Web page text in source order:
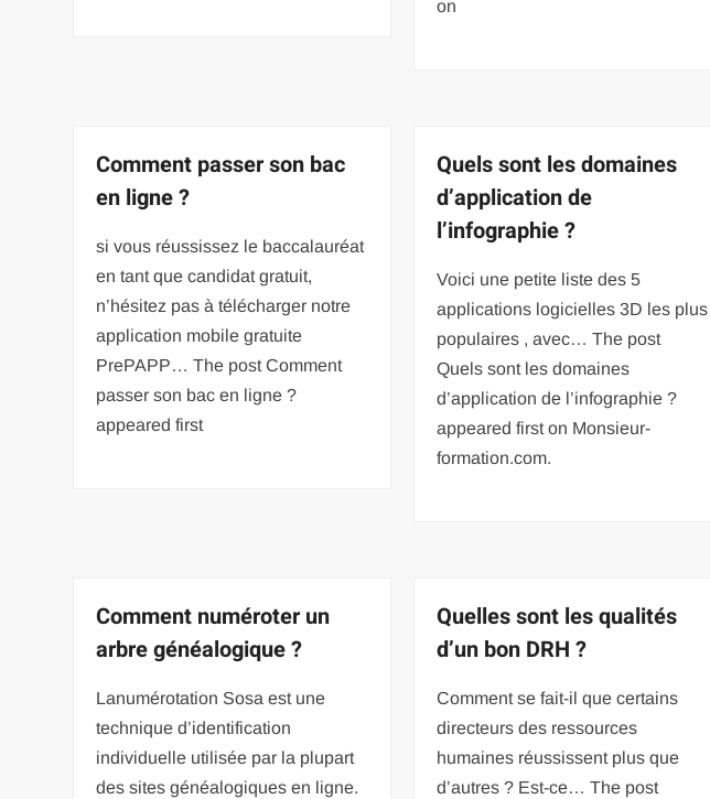
on
Comment passer son bac
en ligne ?
si vous réussissez le baccalauréat
en tant que candidat gratuit,
n’hésitez pas à télécharger notre
application mobile gratuite
PrePAPP… The post Comment
passer son bac en ligne ?
appeared first
Quels sont les domaines
d’application de
l’infographie ?
Voici une petite liste des 5
applications logicielles 3D les plus
populaires , avec… The post
Quels sont les domaines
d’application de l’infographie ?
appeared first on Monsieur-
formation.com.
Comment numéroter un
arbre généalogique ?
Lanumérotation Sosa est une
technique d’identification
individuelle utilisée par la plupart
des sites généalogiques en ligne.
Quelles sont les qualités
d’un bon DRH ?
Comment se fait-il que certains
directeurs des ressources
humaines réussissent plus que
d’autres ? Est-ce… The post